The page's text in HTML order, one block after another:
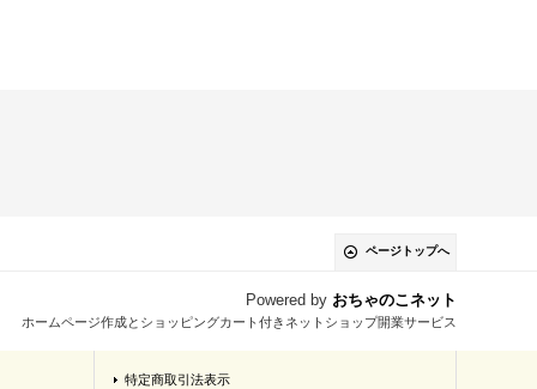
ページトップへ
Powered by おちゃのこネット
ホームページ作成とショッピングカート付きネットショップ開業サービス
特定商取引法表示